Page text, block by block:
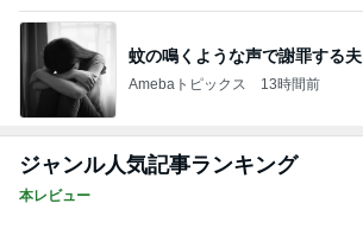
蚊の鳴くような声で謝罪する夫
Amebaトピックス 13時間前
ジャンル人気記事ランキング
本レビュー